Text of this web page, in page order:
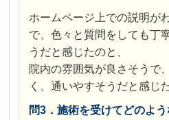
ホームページ上での説明が
で、色々と質問をしても丁
うだと感じたのと、
院内の雰囲気が良さそうで
く、通いやすそうだと感じ
問3．施術を受けてどのよ